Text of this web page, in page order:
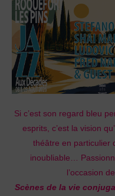
Si c’est son regard bleu
esprits, c’est la vision
théâtre en particulier
inoubliable…
l’occasion
Scènes de la vie